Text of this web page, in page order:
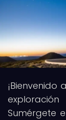
¡Bienvenido a
Sumérgete